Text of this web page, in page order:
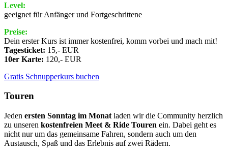
Level:
geeignet für Anfänger und Fortgeschrittene
Preise:
Dein erster Kurs ist immer kostenfrei, komm vorbei und mach mit!
Tagesticket: 15,- EUR
10er Karte: 120,- EUR
Gratis Schnupperkurs buchen
Touren
Jeden ersten Sonntag im Monat laden wir die Community herzlich
zu unseren kostenfreien Meet & Ride Touren ein. Dabei geht es
nicht nur um das gemeinsame Fahren, sondern auch um den
Austausch, Spaß und das Erlebnis auf zwei Rädern.